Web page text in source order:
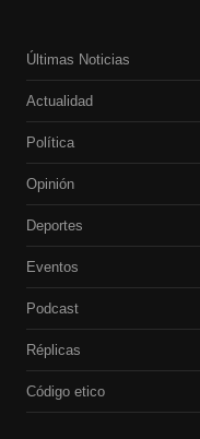
Últimas Noticias
Actualidad
Política
Opinión
Deportes
Eventos
Podcast
Réplicas
Código etico